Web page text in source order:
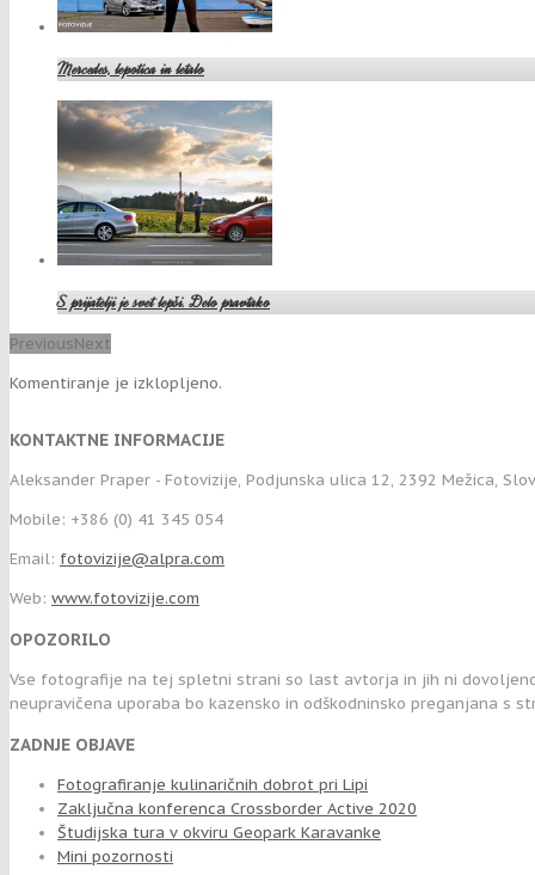
Mercedes, lepotica in letalo
S prijatelji je svet lepši. Delo pravtako
PreviousNext
Komentiranje je izklopljeno.
KONTAKTNE INFORMACIJE
Aleksander Praper - Fotovizije, Podjunska ulica 12, 2392 Mežica,
Mobile: +386 (0) 41 345 054
Email: fotovizije@alpra.com
Web: www.fotovizije.com
OPOZORILO
Vse fotografije na tej spletni strani so last avtorja in jih ni
neupravičena uporaba bo kazensko in odškodninsko preganjana s
ZADNJE OBJAVE
Fotografiranje kulinaričnih dobrot pri Lipi
Zaključna konferenca Crossborder Active 2020
Študijska tura v okviru Geopark Karavanke
Mini pozornosti